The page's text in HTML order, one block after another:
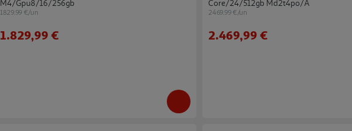
M4/gpu8/16/256gb
1829.99 €/un
1.829,99 €
Core/24/512gb Md2t4po/a
2469.99 €/un
2.469,99 €